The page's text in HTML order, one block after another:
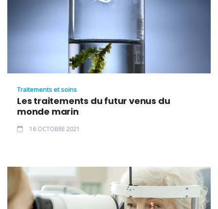
Traitements et soins
Les traitements du futur venus du
monde marin
16 OCTOBRE 2021